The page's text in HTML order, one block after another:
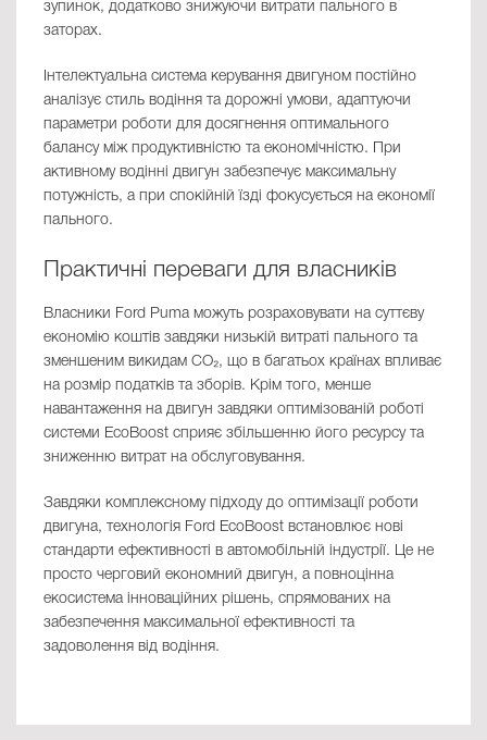
зупинок, додатково знижуючи витрати пального в
заторах.
Інтелектуальна система керування двигуном постійно
аналізує стиль водіння та дорожні умови, адаптуючи
параметри роботи для досягнення оптимального
балансу між продуктивністю та економічністю. При
активному водінні двигун забезпечує максимальну
потужність, а при спокійній їзді фокусується на економії
пального.
Практичні переваги для власників
Власники Ford Puma можуть розраховувати на суттєву
економію коштів завдяки низькій витраті пального та
зменшеним викидам CO₂, що в багатьох країнах впливає
на розмір податків та зборів. Крім того, менше
навантаження на двигун завдяки оптимізованій роботі
системи EcoBoost сприяє збільшенню його ресурсу та
зниженню витрат на обслуговування.
Завдяки комплексному підходу до оптимізації роботи
двигуна, технологія Ford EcoBoost встановлює нові
стандарти ефективності в автомобільній індустрії. Це не
просто черговий економний двигун, а повноцінна
екосистема інноваційних рішень, спрямованих на
забезпечення максимальної ефективності та
задоволення від водіння.